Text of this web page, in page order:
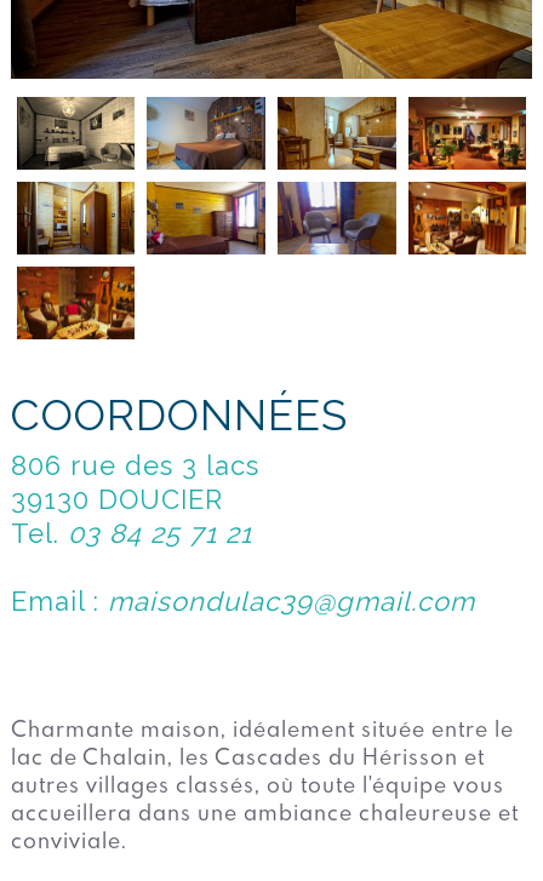
COORDONNÉES
806 rue des 3 lacs
39130 DOUCIER
Tel. 03 84 25 71 21
Email : maisondulac39@gmail.com
Charmante maison, idéalement située entre le
lac de Chalain, les Cascades du Hérisson et
autres villages classés, où toute l'équipe vous
accueillera dans une ambiance chaleureuse et
conviviale.